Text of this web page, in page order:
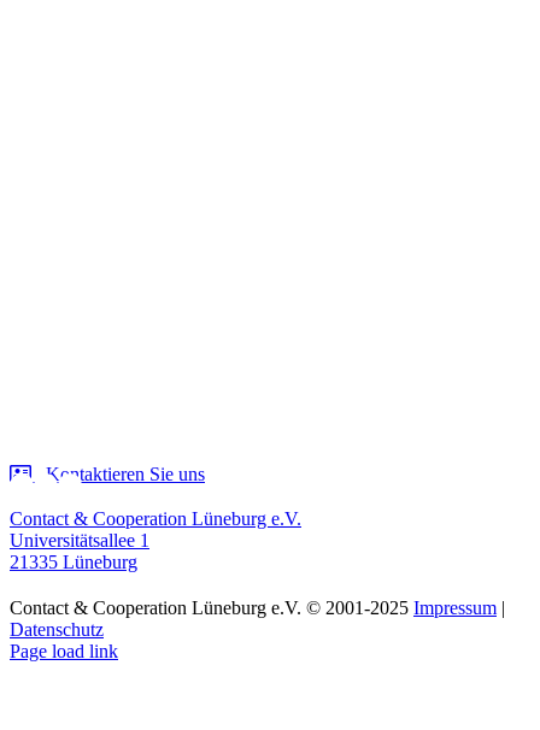
Kontaktieren Sie uns
Contact & Cooperation Lüneburg e.V.
Universitätsallee 1
21335 Lüneburg
Contact & Cooperation Lüneburg e.V. © 2001-2025 Impressum |
Datenschutz
Page load link